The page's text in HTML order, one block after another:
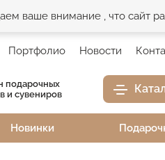
ваше внимание , что сайт
Портфолио Новости
подарочных
и сувениров
Новинки